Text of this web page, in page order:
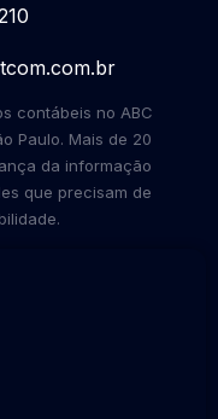
contábeis no ABC
Paulo. Mais de 20
da informação
que precisam de